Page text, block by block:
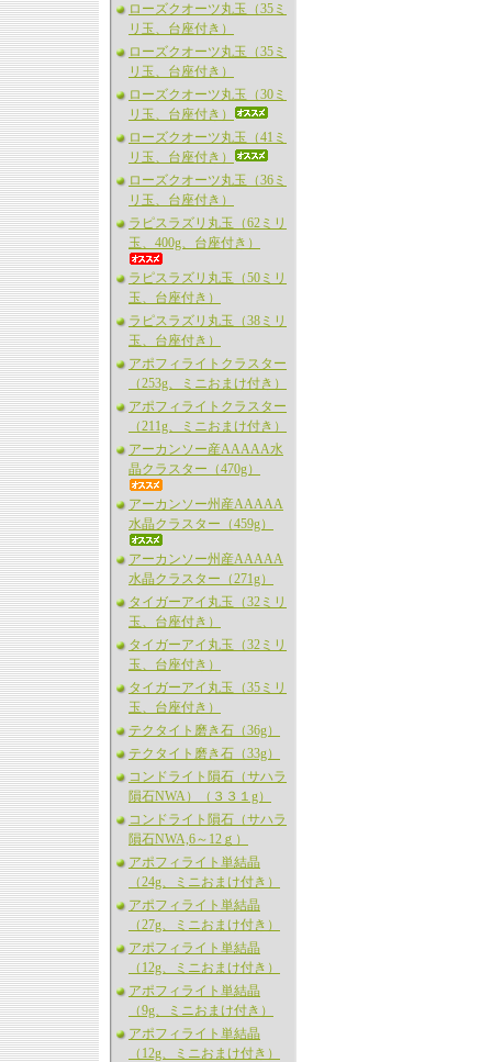
ローズクオーツ丸玉（35ミ
リ玉、台座付き）
ローズクオーツ丸玉（35ミ
リ玉、台座付き）
ローズクオーツ丸玉（30ミ
リ玉、台座付き）
ローズクオーツ丸玉（41ミ
リ玉、台座付き）
ローズクオーツ丸玉（36ミ
リ玉、台座付き）
ラピスラズリ丸玉（62ミリ
玉、400g、台座付き）
ラピスラズリ丸玉（50ミリ
玉、台座付き）
ラピスラズリ丸玉（38ミリ
玉、台座付き）
アポフィライトクラスター
（253g、ミニおまけ付き）
アポフィライトクラスター
（211g、ミニおまけ付き）
アーカンソー産AAAAA水
晶クラスター（470g）
アーカンソー州産AAAAA
水晶クラスター（459g）
アーカンソー州産AAAAA
水晶クラスター（271g）
タイガーアイ丸玉（32ミリ
玉、台座付き）
タイガーアイ丸玉（32ミリ
玉、台座付き）
タイガーアイ丸玉（35ミリ
玉、台座付き）
テクタイト磨き石（36g）
テクタイト磨き石（33g）
コンドライト隕石（サハラ
隕石NWA）（３３１g）
コンドライト隕石（サハラ
隕石NWA,6～12ｇ）
アポフィライト単結晶
（24g、ミニおまけ付き）
アポフィライト単結晶
（27g、ミニおまけ付き）
アポフィライト単結晶
（12g、ミニおまけ付き）
アポフィライト単結晶
（9g、ミニおまけ付き）
アポフィライト単結晶
（12g、ミニおまけ付き）